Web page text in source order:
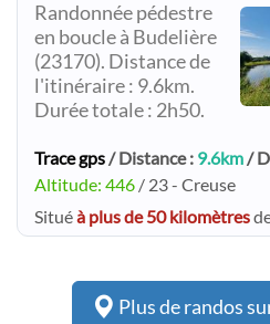
Randonnée pédestre
en boucle à Budelière
(23170). Distance de
l'itinéraire : 9.6km.
Durée totale : 2h50.
Trace gps/ Distance : 9.6km/
Altitude: 446 / 23 - Creuse
Situéà plus de 50 kilomètres
Plus de randos